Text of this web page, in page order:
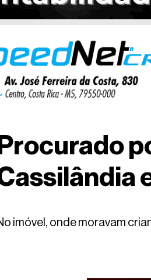
Procurado
imóvel, onde moravam